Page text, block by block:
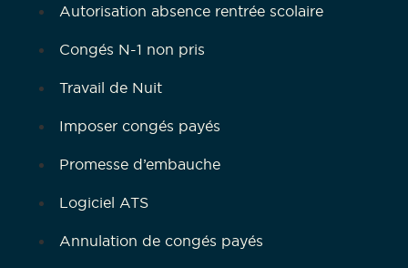
Autorisation absence rentrée scolaire
Congés N-1 non pris
Travail de Nuit
Imposer congés payés
Promesse d’embauche
Logiciel ATS
Annulation de congés payés